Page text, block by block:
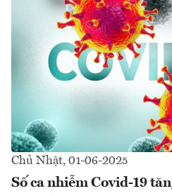
Chủ Nhật, 01-06-2025
Số ca nhiễm Covid-19